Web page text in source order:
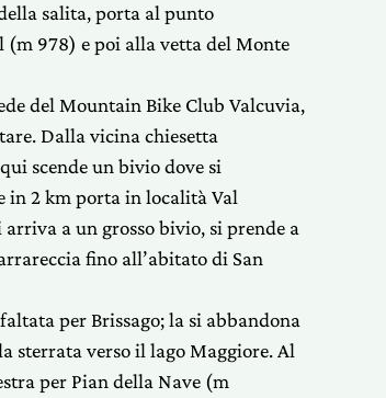
salita, porta al punto
(m 978) e poi alla vetta del Monte
del Mountain Bike Club Valcuvia,
Dalla vicina chiesetta
scende un bivio dove si
in 2 km porta in località Val
a un grosso bivio, si prende a
fino all’abitato di San
per Brissago; la si abbandona
sterrata verso il lago Maggiore. Al
per Pian della Nave (m